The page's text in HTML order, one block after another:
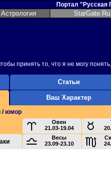
Портал "Русская
принять то, что я не могу
Статьи
Ваш Характер
/юмор
Овен
21.03-19.04
Весы
23.09-23.10